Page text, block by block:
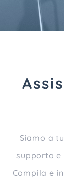
Siamo a
supporto e
Compila e